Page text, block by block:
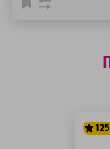
125